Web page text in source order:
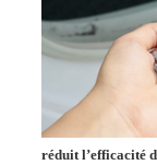
réduit l’efficacité